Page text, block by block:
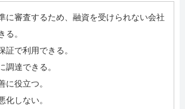
に審査するため、融資を受けられない会社
る。
証で利用できる。
調達できる。
に役立つ。
化しない。